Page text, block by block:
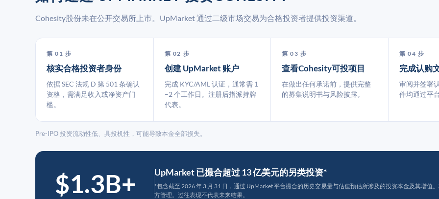
Cohesity股份未在公开交易所上市。UpMarket 通过二级市场交易为合格投资者提供投资渠道。
第 01 步
核实合格投资者身份
依据 SEC 法规 D 第 501 条确认
资格，需满足收入或净资产门
槛。
第 02 步
创建 UpMarket 账户
完成 KYC/AML 认证，通常需 1
–2 个工作日。注册后指派持牌
代表。
第 03 步
查看Cohesity可投项目
在做出任何承诺前，提供完整
的募集说明书与风险披露。
第 04 步
完成认购
审阅并签署
件均通过平
Pre-IPO 投资流动性低、具投机性，可能导致本金全部损失。
$1.3B+ UpMarket 已撮合超过 13 亿美元的另类投资*
*包含截至 2026 年 3 月 31 日，通过 UpMarket 平台撮合的历史交易量与估值预估所涉及的投资本金及其增值
方管理。过往表现不代表未来结果。